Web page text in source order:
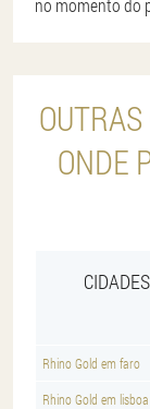
no momento do
ONDE
Rhino Gold em faro
Rhino Gold em lisboa